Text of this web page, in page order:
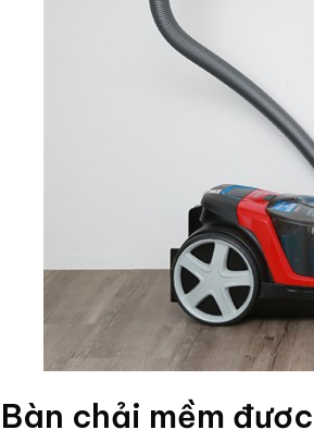
Bàn chải mềm